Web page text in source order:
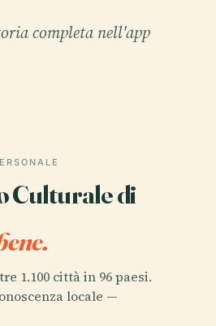
completa nell'app
Culturale di
1.100 città in 96 paesi.
locale —